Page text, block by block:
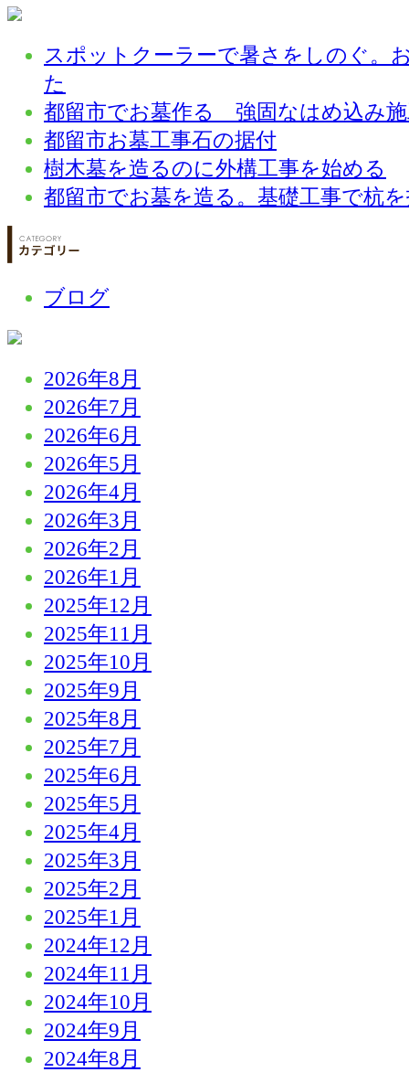
スポットクーラーで暑さをしのぐ。
た
都留市でお墓作る 強固なはめ込み
都留市お墓工事石の据付
樹木墓を造るのに外構工事を始める
都留市でお墓を造る。基礎工事で杭
ブログ
2026年8月
2026年7月
2026年6月
2026年5月
2026年4月
2026年3月
2026年2月
2026年1月
2025年12月
2025年11月
2025年10月
2025年9月
2025年8月
2025年7月
2025年6月
2025年5月
2025年4月
2025年3月
2025年2月
2025年1月
2024年12月
2024年11月
2024年10月
2024年9月
2024年8月